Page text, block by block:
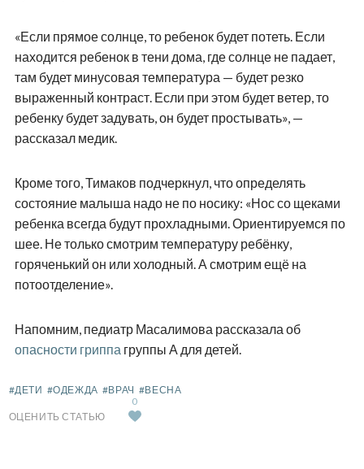
«Если прямое солнце, то ребенок будет потеть. Если
находится ребенок в тени дома, где солнце не падает,
там будет минусовая температура — будет резко
выраженный контраст. Если при этом будет ветер, то
ребенку будет задувать, он будет простывать», —
рассказал медик.
Кроме того, Тимаков подчеркнул, что определять
состояние малыша надо не по носику: «Нос со щеками
ребенка всегда будут прохладными. Ориентируемся по
шее. Не только смотрим температуру ребёнку,
горяченький он или холодный. А смотрим ещё на
потоотделение».
Напомним, педиатр Масалимова рассказала об
опасности гриппа группы А для детей.
#ДЕТИ #ОДЕЖДА #ВРАЧ #ВЕСНА
ОЦЕНИТЬ СТАТЬЮ
0